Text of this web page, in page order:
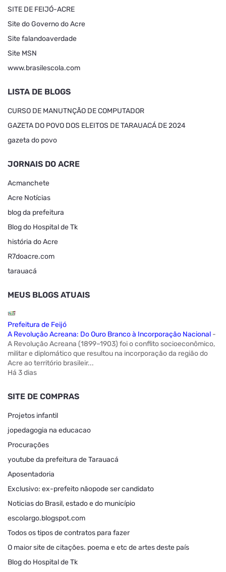
SITE DE FEIJÓ-ACRE
Site do Governo do Acre
Site falandoaverdade
Site MSN
www.brasilescola.com
LISTA DE BLOGS
CURSO DE MANUTNÇÃO DE COMPUTADOR
GAZETA DO POVO DOS ELEITOS DE TARAUACÁ DE 2024
gazeta do povo
JORNAIS DO ACRE
Acmanchete
Acre Notícias
blog da prefeitura
Blog do Hospital de Tk
história do Acre
R7doacre.com
tarauacá
MEUS BLOGS ATUAIS
Prefeitura de Feijó
A Revolução Acreana: Do Ouro Branco à Incorporação Nacional -
A Revolução Acreana (1899–1903) foi o conflito socioeconômico,
militar e diplomático que resultou na incorporação da região do
Acre ao território brasileir...
Há 3 dias
SITE DE COMPRAS
Projetos infantil
jopedagogia na educacao
Procurações
youtube da prefeitura de Tarauacá
Aposentadoria
Exclusivo: ex-prefeito nãopode ser candidato
Noticias do Brasil, estado e do município
escolargo.blogspot.com
Todos os tipos de contratos para fazer
O maior site de citações. poema e etc de artes deste país
Blog do Hospital de Tk